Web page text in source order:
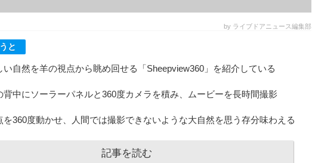
by ライブドアニュース編集部
と
い自然を羊の視点から眺め回せる「Sheepview360」を紹介している
背中にソーラーパネルと360度カメラを積み、ムービーを長時間撮影
を360度動かせ、人間では撮影できないような大自然を思う存分味わえる
記事を読む